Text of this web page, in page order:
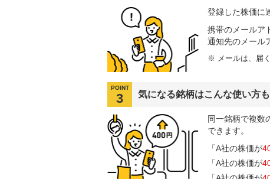
登録した株価に
携帯のメールア
通知先のメール
※ メールは、届
POINT
3 気になる銘柄はこんな使い方も
同一銘柄で複数
できます。
「A社の株価が
「A社の株価が